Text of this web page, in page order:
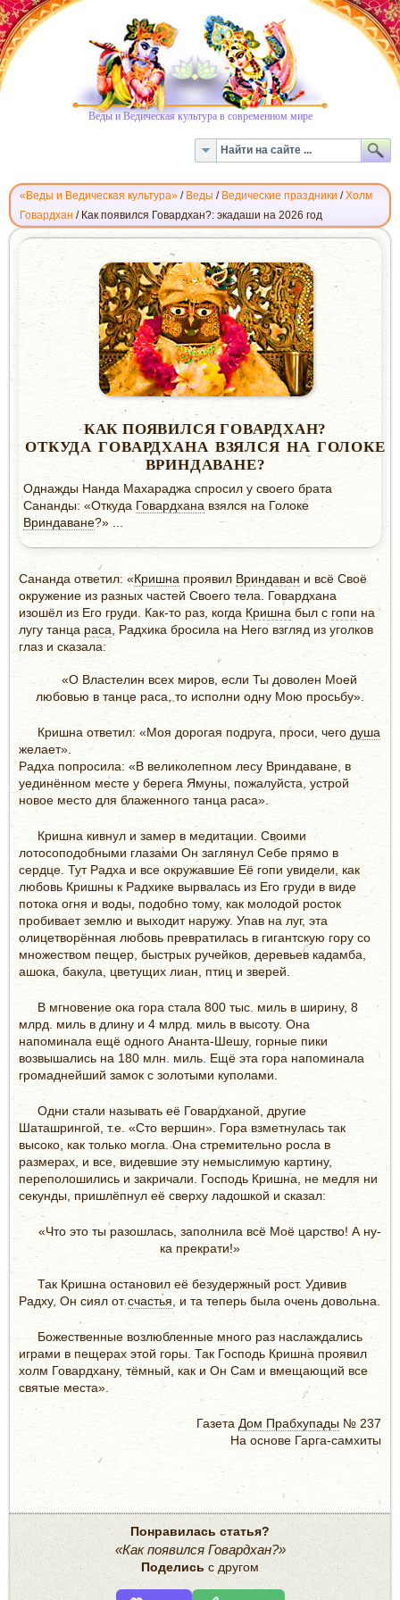
Веды и Ведическая культура в современном мире
«Веды и Ведическая культура» / Веды / Ведические праздники /Холм
Говардхан / Как появился Говардхан?: экадаши на 2026 год
КАК
ПОЯВИЛСЯ
ГОВАРДХАН?
КАК ПОЯВИЛСЯ ГОВАРДХАН?
ОТКУДА ГОВАРДХАНА ВЗЯЛСЯ НА ГОЛОКЕ
ВРИНДАВАНЕ?
Однажды Нанда Махараджа спросил у своего брата
Сананды: «Откуда Говардхана взялся на Голоке
Вриндаване?» ...
Сананда ответил: «Кришна проявил Вриндаван и всё Своё
окружение из разных частей Своего тела. Говардхана
изошёл из Его груди. Как-то раз, когда Кришна был с гопи на
лугу танца раса , Радхика бросила на Него взгляд из уголков
глаз и сказала:
«О Властелин всех миров, если Ты доволен Моей
любовью в танце раса, то исполни одну Мою просьбу».
Кришна ответил: «Моя дорогая подруга, проси, чего душа
желает».
Радха попросила: «В великолепном лесу Вриндаване, в
уединённом месте у берега Ямуны, пожалуйста, устрой
новое место для блаженного танца раса».
Кришна кивнул и замер в медитации. Своими
лотосоподобными глазами Он заглянул Себе прямо в
сердце. Тут Радха и все окружавшие Её гопи увидели, как
любовь Кришны к Радхике вырвалась из Его груди в виде
потока огня и воды, подобно тому, как молодой росток
пробивает землю и выходит наружу. Упав на луг, эта
олицетворённая любовь превратилась в гигантскую гору со
множеством пещер, быстрых ручейков, деревьев кадамба,
ашока, бакула, цветущих лиан, птиц и зверей.
В мгновение ока гора стала 800 тыс. миль в ширину, 8
млрд. миль в длину и 4 млрд. миль в высоту. Она
напоминала ещё одного Ананта-Шешу, горные пики
возвышались на 180 млн. миль. Ещё эта гора напоминала
громаднейший замок с золотыми куполами.
Одни стали называть её Говардханой, другие
Шаташрингой, т.е. «Сто вершин». Гора взметнулась так
высоко, как только могла. Она стремительно росла в
размерах, и все, видевшие эту немыслимую картину,
переполошились и закричали. Господь Кришна, не медля ни
секунды, пришлёпнул её сверху ладошкой и сказал:
«Что это ты разошлась, заполнила всё Моё царство! А ну-
ка прекрати!»
Так Кришна остановил её безудержный рост. Удивив
Радху, Он сиял отсчастья , и та теперь была очень довольна.
Божественные возлюбленные много раз наслаждались
играми в пещерах этой горы. Так Господь Кришна проявил
холм Говардхану, тёмный, как и Он Сам и вмещающий все
святые места».
Газета Дом Прабхупады № 237
На основе Гарга-самхиты
Понравилась статья?
«Как появился Говардхан?»
Поделись с другом